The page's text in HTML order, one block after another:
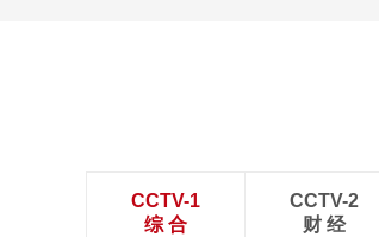
CCTV-1
综 合
CCTV-2
财 经